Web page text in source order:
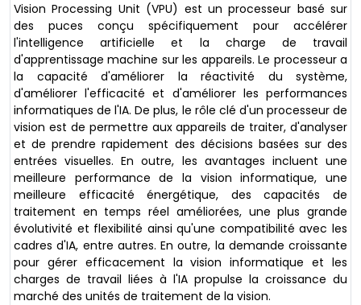
Vision Processing Unit (VPU) est un processeur basé sur
des puces conçu spécifiquement pour accélérer
l'intelligence artificielle et la charge de travail
d'apprentissage machine sur les appareils. Le processeur a
la capacité d'améliorer la réactivité du système,
d'améliorer l'efficacité et d'améliorer les performances
informatiques de l'IA. De plus, le rôle clé d'un processeur de
vision est de permettre aux appareils de traiter, d'analyser
et de prendre rapidement des décisions basées sur des
entrées visuelles. En outre, les avantages incluent une
meilleure performance de la vision informatique, une
meilleure efficacité énergétique, des capacités de
traitement en temps réel améliorées, une plus grande
évolutivité et flexibilité ainsi qu'une compatibilité avec les
cadres d'IA, entre autres. En outre, la demande croissante
pour gérer efficacement la vision informatique et les
charges de travail liées à l'IA propulse la croissance du
marché des unités de traitement de la vision.